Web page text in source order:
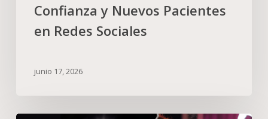
Confianza y Nuevos Pacientes
en Redes Sociales
junio 17, 2026